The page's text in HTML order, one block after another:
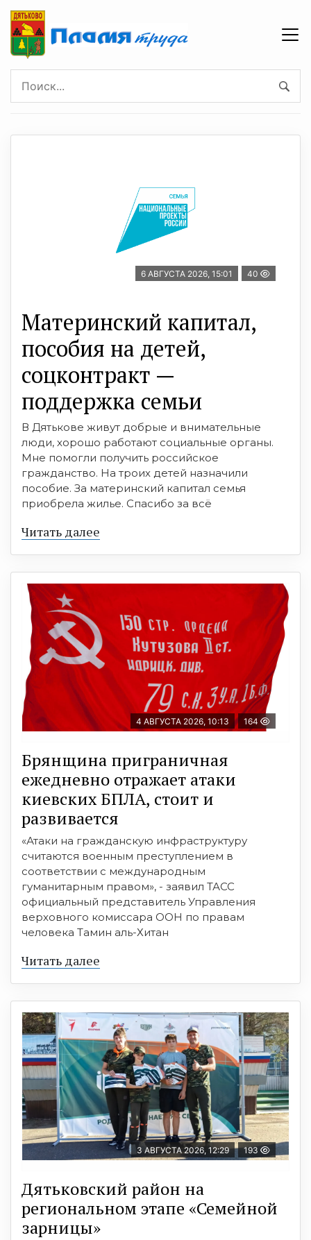
6 АВГУСТА 2026, 15:01 40
Материнский капитал,
пособия на детей,
соцконтракт —
поддержка семьи
В Дятькове живут добрые и внимательные
люди, хорошо работают социальные органы.
Мне помогли получить российское
гражданство. На троих детей назначили
пособие. За материнский капитал семья
приобрела жилье. Спасибо за всё
Читать далее
4 АВГУСТА 2026, 10:13 164
Брянщина приграничная
ежедневно отражает атаки
киевских БПЛА, стоит и
развивается
«Атаки на гражданскую инфраструктуру
считаются военным преступлением в
соответствии с международным
гуманитарным правом», - заявил ТАСС
официальный представитель Управления
верховного комиссара ООН по правам
человека Тамин аль-Хитан
Читать далее
3 АВГУСТА 2026, 12:29 193
Дятьковский район на
региональном этапе «Семейной
зарницы»